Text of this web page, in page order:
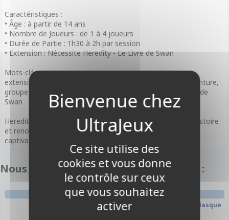
Caractéristiques :
• Âge : à partir de 14 ans
• Nombre de Joueurs : de 1 à 4 joueurs
• Durée de Partie : 1h30 à 2h par session
• Extension : Nécessite Heredity - Le Livre de Swan
Mots-clés :
extension, Heredity, prequel, narration, jeu accessible, aventure,
groupe d’amis, surprises, mécaniques innovantes, Le Livre de
Swan
Heredity - Souvenirs est l’ajout parfait pour approfondir l’histoire
et renouveler vos parties avec des défis et découvertes
captivantes. Une expérience à partager !
Nous vous recommandons également :
AVENTURE ENIGME
Time Stories - Sous Le Masque
Ce site utilise des
cookies et vous donne
le contrôle sur ceux
que vous souhaitez
activer